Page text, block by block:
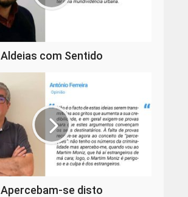
Aldeias com Sentido
Apercebam-se disto